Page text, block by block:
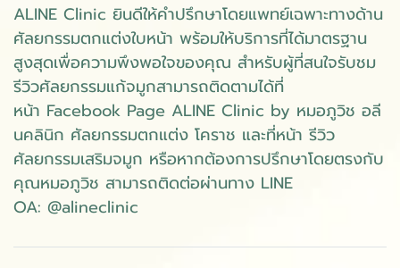
ALINE Clinic ยินดีให้คำปรึกษาโดยแพทย์เฉพาะทางด้าน
ศัลยกรรมตกแต่งใบหน้า พร้อมให้บริการที่ได้มาตรฐาน
สูงสุดเพื่อความพึงพอใจของคุณ สำหรับผู้ที่สนใจรับชม
รีวิวศัลยกรรมแก้จมูกสามารถติดตามได้ที่
หน้า Facebook Page ALINE Clinic by หมอภูวิช อลี
นคลินิก ศัลยกรรมตกแต่ง โคราช และที่หน้า รีวิว
ศัลยกรรมเสริมจมูก หรือหากต้องการปรึกษาโดยตรงกับ
คุณหมอภูวิช สามารถติดต่อผ่านทาง LINE
OA: @alineclinic